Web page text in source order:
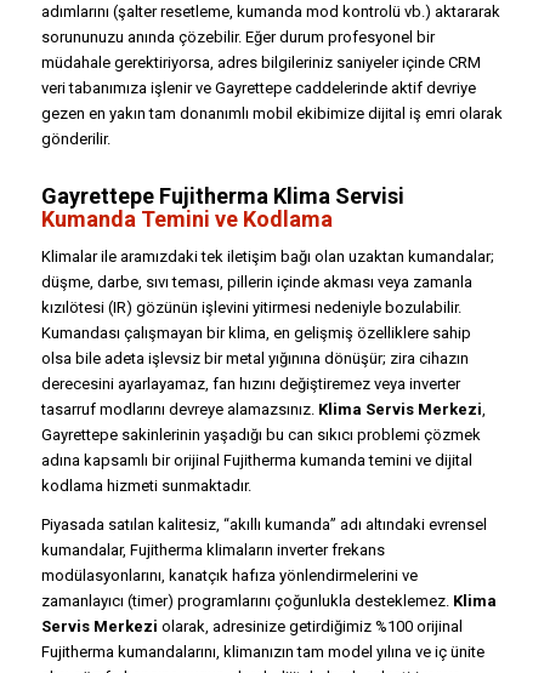
adımlarını (şalter resetleme, kumanda mod kontrolü vb.) aktararak
sorununuzu anında çözebilir. Eğer durum profesyonel bir
müdahale gerektiriyorsa, adres bilgileriniz saniyeler içinde CRM
veri tabanımıza işlenir ve Gayrettepe caddelerinde aktif devriye
gezen en yakın tam donanımlı mobil ekibimize dijital iş emri olarak
gönderilir.
Gayrettepe Fujitherma Klima Servisi
Kumanda Temini ve Kodlama
Klimalar ile aramızdaki tek iletişim bağı olan uzaktan kumandalar;
düşme, darbe, sıvı teması, pillerin içinde akması veya zamanla
kızılötesi (IR) gözünün işlevini yitirmesi nedeniyle bozulabilir.
Kumandası çalışmayan bir klima, en gelişmiş özelliklere sahip
olsa bile adeta işlevsiz bir metal yığınına dönüşür; zira cihazın
derecesini ayarlayamaz, fan hızını değiştiremez veya inverter
tasarruf modlarını devreye alamazsınız. Klima Servis Merkezi
Gayrettepe sakinlerinin yaşadığı bu can sıkıcı problemi çözmek
adına kapsamlı bir orijinal Fujitherma kumanda temini ve dijital
kodlama hizmeti sunmaktadır.
Piyasada satılan kalitesiz, “akıllı kumanda” adı altındaki evrensel
kumandalar, Fujitherma klimaların inverter frekans
modülasyonlarını, kanatçık hafıza yönlendirmelerini ve
zamanlayıcı (timer) programlarını çoğunlukla desteklemez. Klima
Servis Merkezi olarak, adresinize getirdiğimiz %100 orijinal
Fujitherma kumandalarını, klimanızın tam model yılına ve iç ünite